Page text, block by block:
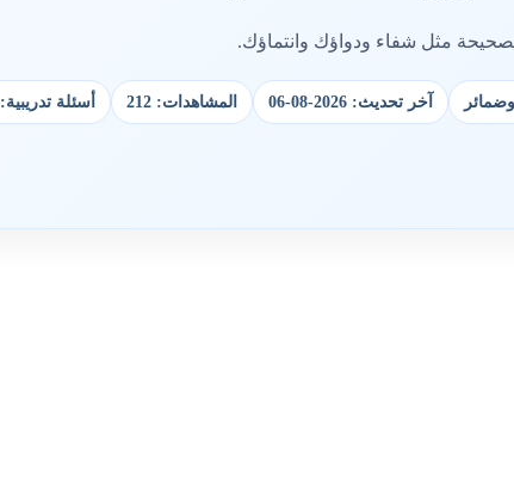
مثل شفاء ودواؤك وانتماؤك.
آخر تحديث: 2026-08-06 المشاهدات: 212 أسئلة تدريبية: 5